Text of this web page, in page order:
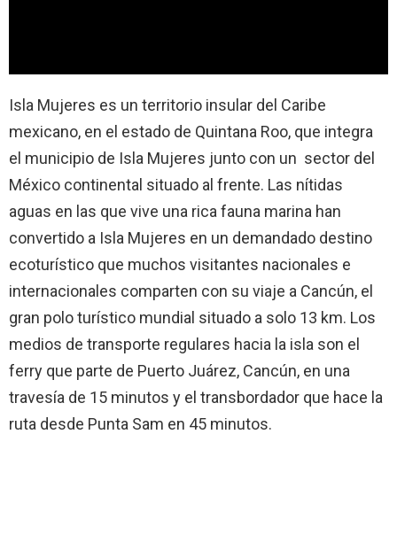
Isla Mujeres es un territorio insular del Caribe
mexicano, en el estado de Quintana Roo, que integra
el municipio de Isla Mujeres junto con un sector del
México continental situado al frente. Las nítidas
aguas en las que vive una rica fauna marina han
convertido a Isla Mujeres en un demandado destino
ecoturístico que muchos visitantes nacionales e
internacionales comparten con su viaje a Cancún, el
gran polo turístico mundial situado a solo 13 km. Los
medios de transporte regulares hacia la isla son el
ferry que parte de Puerto Juárez, Cancún, en una
travesía de 15 minutos y el transbordador que hace la
ruta desde Punta Sam en 45 minutos.